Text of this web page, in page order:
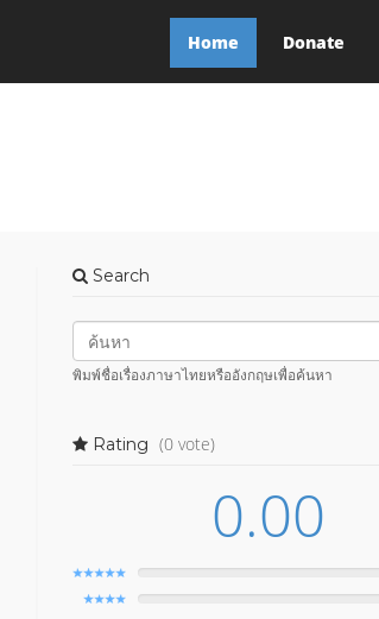
Home Donate
Search
พิมพ์ชื่อเรื่องภาษาไทยหรืออังกฤษเพื่อค้นหา
Rating (0 vote)
0.00